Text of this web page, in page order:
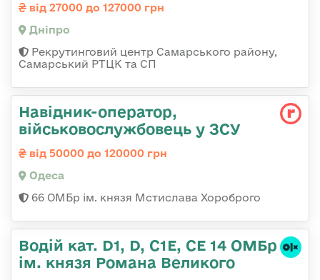
від 27000 до 127000 грн
Дніпро
Рекрутинговий центр Самарського району,
Самарський РТЦК та СП
Навідник-оператор,
військовослужбовець у ЗСУ
від 50000 до 120000 грн
Одеса
66 ОМБр ім. князя Мстислава Хороброго
Водій кат. D1, D, C1E, CE 14 ОМБр
ім. князя Романа Великого